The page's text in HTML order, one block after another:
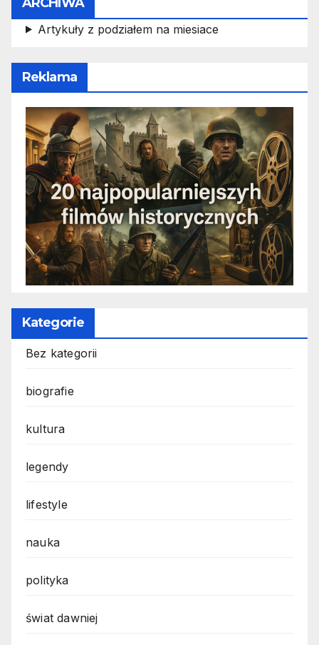
Artykuły z podziałem na miesiace
Reklama
Kategorie
Bez kategorii
biografie
kultura
legendy
lifestyle
nauka
polityka
świat dawniej